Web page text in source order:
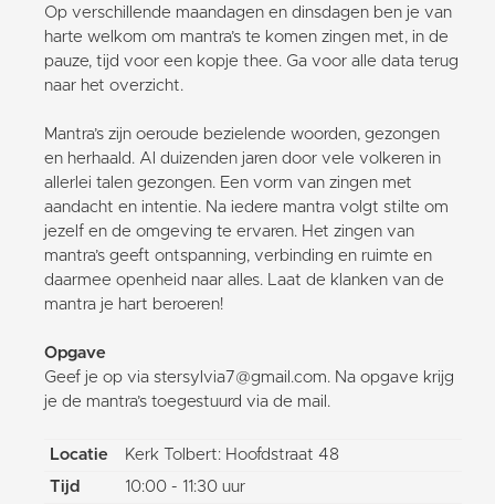
Op verschillende maandagen en dinsdagen ben je van
harte welkom om mantra’s te komen zingen met, in de
pauze, tijd voor een kopje thee. Ga voor alle data terug
naar het overzicht.
Mantra’s zijn oeroude bezielende woorden, gezongen
en herhaald. Al duizenden jaren door vele volkeren in
allerlei talen gezongen. Een vorm van zingen met
aandacht en intentie. Na iedere mantra volgt stilte om
jezelf en de omgeving te ervaren. Het zingen van
mantra’s geeft ontspanning, verbinding en ruimte en
daarmee openheid naar alles. Laat de klanken van de
mantra je hart beroeren!
Opgave
Geef je op via stersylvia7@gmail.com. Na opgave krijg
je de mantra’s toegestuurd via de mail.
Locatie
Kerk Tolbert: Hoofdstraat 48
Tijd
10:00 - 11:30 uur